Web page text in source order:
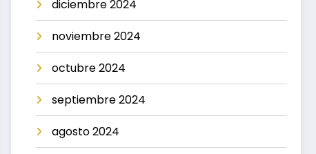
diciembre 2024
noviembre 2024
octubre 2024
septiembre 2024
agosto 2024